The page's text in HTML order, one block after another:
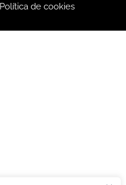
Política de cookies